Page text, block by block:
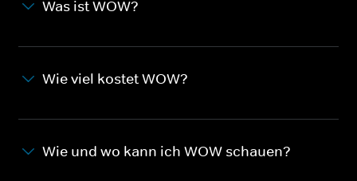
Was ist WOW?
Wie viel kostet WOW?
Wie und wo kann ich WOW schauen?